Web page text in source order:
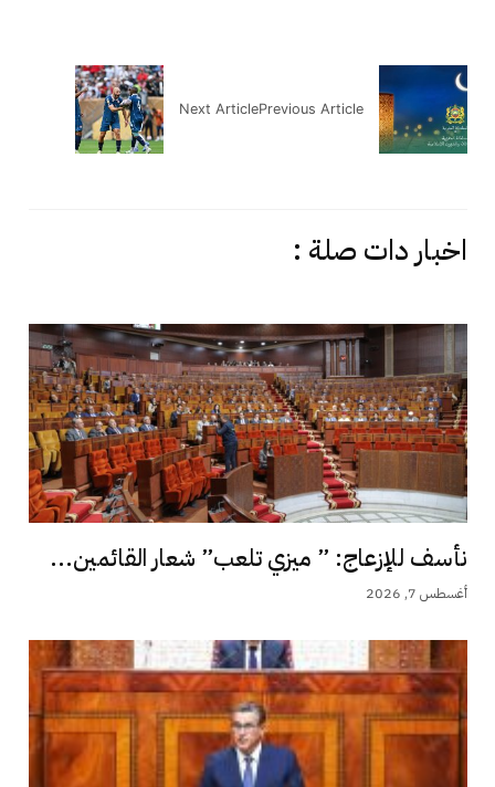
Previous Article
Next Article
اخبار دات صلة :
نأسف للإزعاج: ” ميزي تلعب” شعار القائمين...
أغسطس 7, 2026